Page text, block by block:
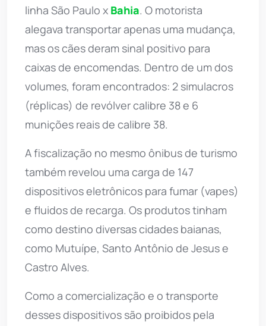
linha São Paulo x Bahia. O motorista
alegava transportar apenas uma mudança,
mas os cães deram sinal positivo para
caixas de encomendas. Dentro de um dos
volumes, foram encontrados: 2 simulacros
(réplicas) de revólver calibre 38 e 6
munições reais de calibre 38.
A fiscalização no mesmo ônibus de turismo
também revelou uma carga de 147
dispositivos eletrônicos para fumar (vapes)
e fluidos de recarga. Os produtos tinham
como destino diversas cidades baianas,
como Mutuípe, Santo Antônio de Jesus e
Castro Alves.
Como a comercialização e o transporte
desses dispositivos são proibidos pela